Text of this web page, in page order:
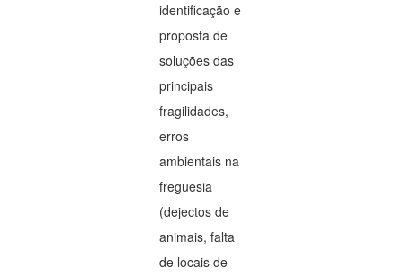
identificação e
proposta de
soluções das
principais
fragilidades,
erros
ambientais na
freguesia
(dejectos de
animais, falta
de locais de